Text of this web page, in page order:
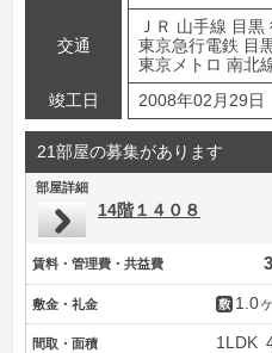
交通
ＪＲ 山手線 目黒
東京急行電鉄 目
東京メトロ 南北
竣工日
2008年02月29日
21部屋の募集があります
部屋詳細
14階１４０８
賃料・管理費・共益費
敷金・礼金 1.0
間取・面積 1LDK